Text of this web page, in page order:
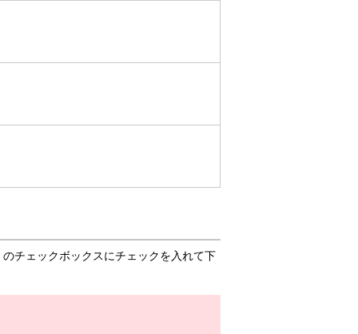
チェックボックスにチェックを入れて下